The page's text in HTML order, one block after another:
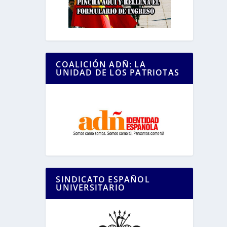
COALICIÓN ADÑ: LA
UNIDAD DE LOS PATRIOTAS
SINDICATO ESPAÑOL
UNIVERSITARIO